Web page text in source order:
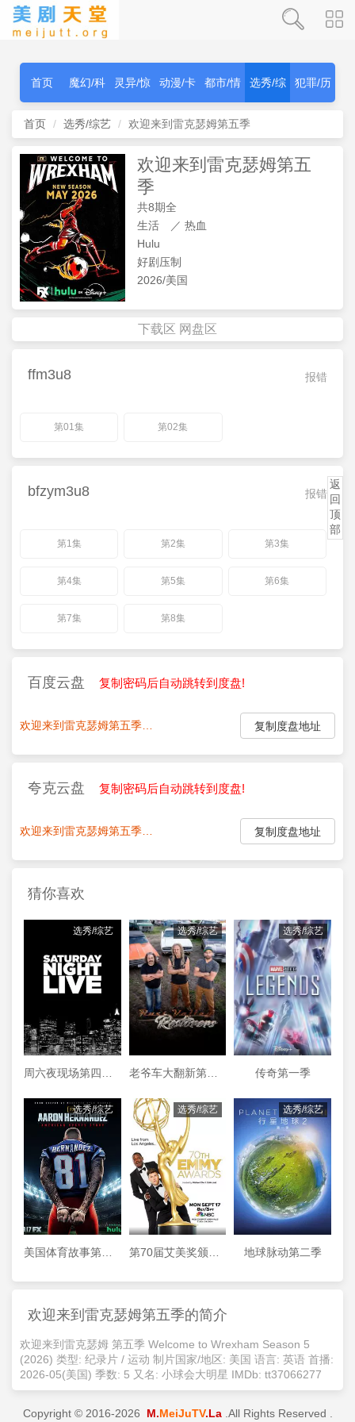
首页 魔幻/科
幻
灵异/惊
秫
动漫/卡
通
都市/情
感
选秀/综 犯罪/历
首页 选秀/综艺 欢迎来到雷克瑟姆第五季
欢迎来到雷克瑟姆第五
季
共8期全
生活
／ 热血
Hulu
好剧压制
2026/美国
下载区 网盘区
报错
ffm3u8
第01集 第02集
报错
bfzym3u8
第1集 第2集 第3集
第4集 第5集 第6集
第7集 第8集
百度云盘 复制密码后自动跳转到度盘!
点我复制密码:复制度盘地址
夸克云盘 复制密码后自动跳转到度盘!
点我复制密码:复制度盘地址
猜你喜欢
选秀/综艺
周六夜现场第四十四季
选秀/综艺
老爷车大翻新第三季
选秀/综艺
传奇第一季
选秀/综艺 选秀/综艺
第70届艾美奖颁奖典礼
选秀/综艺
地球脉动第二季
欢迎来到雷克瑟姆第五季的简介
欢迎来到雷克瑟姆 第五季 Welcome to Wrexham Season 5
(2026) 类型: 纪录片 / 运动 制片国家/地区: 美国 语言: 英语 首播:
2026-05(美国) 季数: 5 又名: 小球会大明星 IMDb: tt37066277
Copyright © 2016-2026 M.MeiJuTV.La.All Rights Reserved .
返
回
顶
部